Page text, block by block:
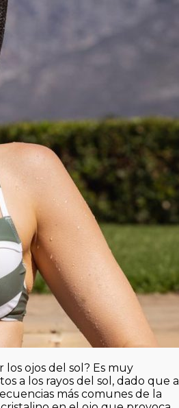
ojos del sol? Es muy
a los rayos del sol, dado que al
más comunes de la